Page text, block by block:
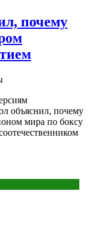
почему
объяснил, почему
мира по боксу